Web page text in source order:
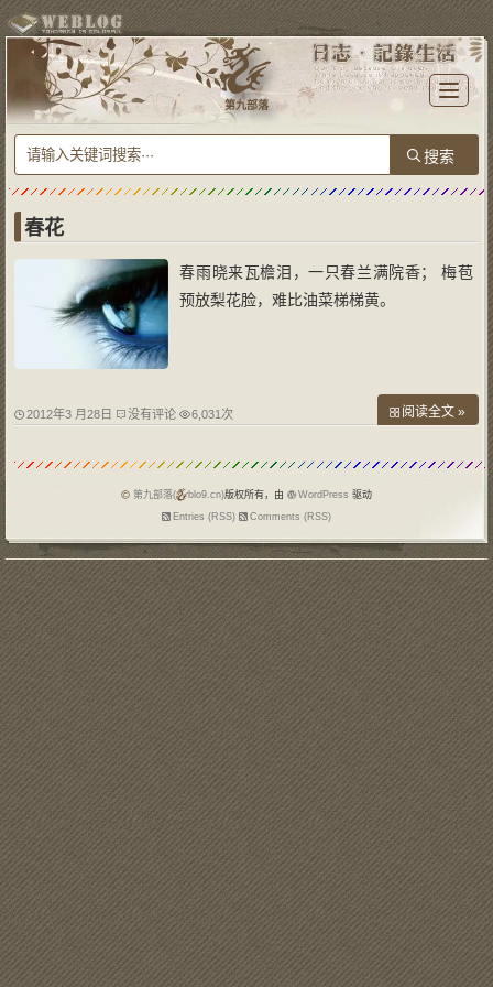
T
o
l
e
n
i
n
第九部落
春花
春雨晓来瓦檐泪，一只春兰满院香； 梅苞
预放梨花脸，难比油菜梯梯黄。
2012年3 月28日 没有评论 6,031次 阅读全文 »
第九部落( blo9.cn)版权所有，由 WordPress 驱动
Entries (RSS)
Comments (RSS)